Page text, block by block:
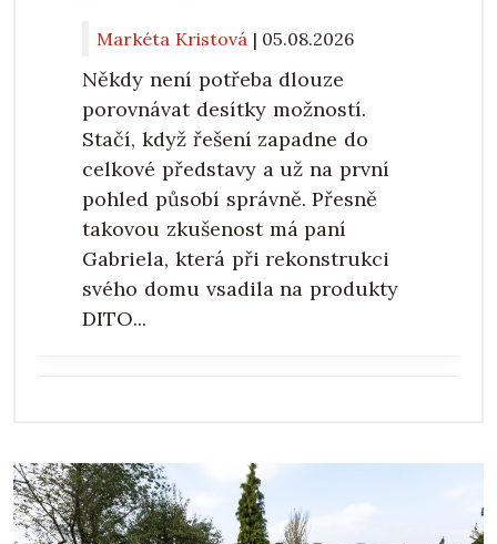
Markéta Kristová | 05.08.2026
Někdy není potřeba dlouze
porovnávat desítky možností.
Stačí, když řešení zapadne do
celkové představy a už na první
pohled působí správně. Přesně
takovou zkušenost má paní
Gabriela, která při rekonstrukci
svého domu vsadila na produkty
DITO...